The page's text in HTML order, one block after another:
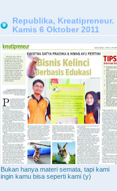
Republika, Kreatipreneur.
Kamis 6 Oktober 2011
Bukan hanya materi semata, tapi kami
ingin kamu bisa seperti kami (y)